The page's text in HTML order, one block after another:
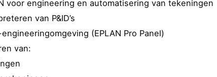
voor engineering en automatisering van tekeningen
van P&ID’s
(EPLAN Pro Panel)
van: